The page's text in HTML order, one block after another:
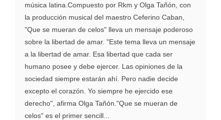
música latina.Compuesto por Rkm y Olga Tañón, con
la producción musical del maestro Ceferino Caban,
"Que se mueran de celos" lleva un mensaje poderoso
sobre la libertad de amar. "Este tema lleva un mensaje
a la libertad de amar. Esa libertad que cada ser
humano posee y debe ejercer. Las opiniones de la
sociedad siempre estarán ahí. Pero nadie decide
excepto el corazón. Yo siempre he ejercido ese
derecho", afirma Olga Tañón."Que se mueran de
celos" es el primer sencill...